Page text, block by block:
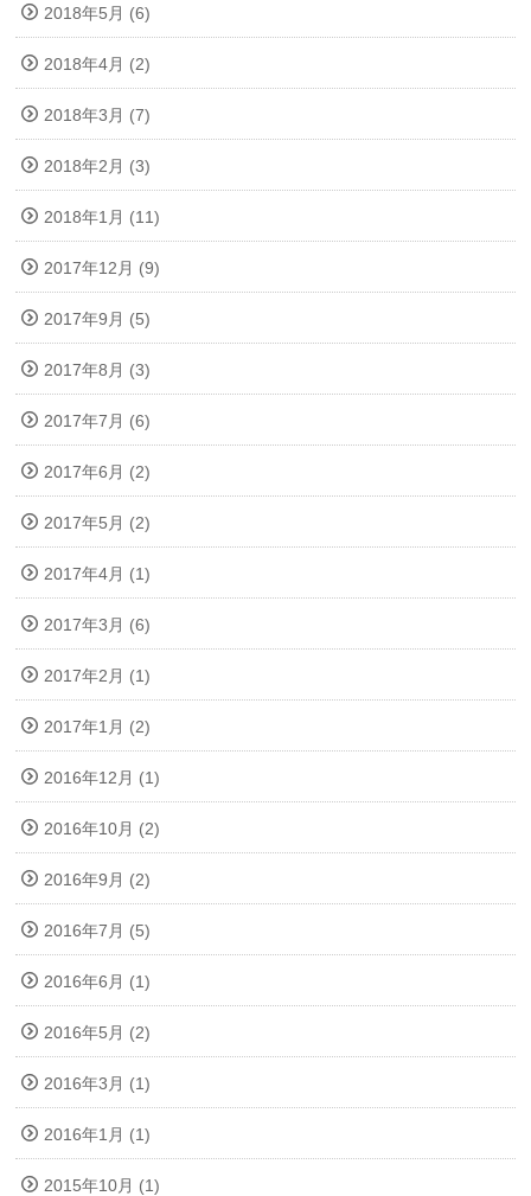
2018年5月 (6)
2018年4月 (2)
2018年3月 (7)
2018年2月 (3)
2018年1月 (11)
2017年12月 (9)
2017年9月 (5)
2017年8月 (3)
2017年7月 (6)
2017年6月 (2)
2017年5月 (2)
2017年4月 (1)
2017年3月 (6)
2017年2月 (1)
2017年1月 (2)
2016年12月 (1)
2016年10月 (2)
2016年9月 (2)
2016年7月 (5)
2016年6月 (1)
2016年5月 (2)
2016年3月 (1)
2016年1月 (1)
2015年10月 (1)